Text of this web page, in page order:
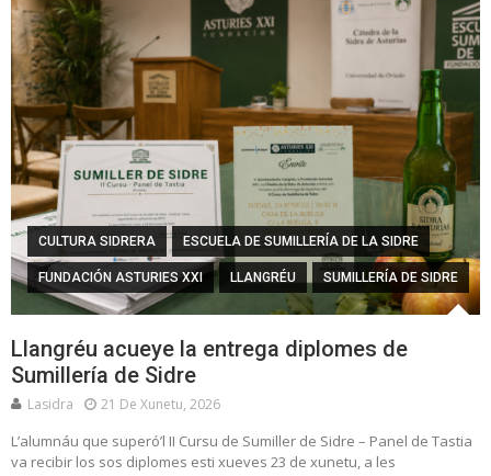
CULTURA SIDRERA ESCUELA DE SUMILLERÍA DE LA SIDRE
FUNDACIÓN ASTURIES XXI LLANGRÉU SUMILLERÍA DE SIDRE
Llangréu acueye la entrega diplomes de
Sumillería de Sidre
Lasidra 21 De Xunetu, 2026
L’alumnáu que superó’l II Cursu de Sumiller de Sidre – Panel de Tastia
va recibir los sos diplomes esti xueves 23 de xunetu, a les